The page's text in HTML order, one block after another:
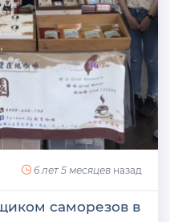
6 лет 5 месяцев назад
саморезов в